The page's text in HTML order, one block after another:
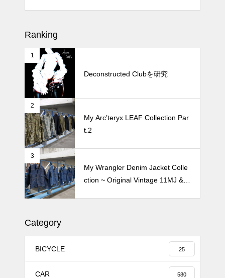
oyamaでメンテナンス 2026
プ 2026
Ranking
1
Deconstructed Clubを研究
2
My Arc’teryx LEAF Collection Par
t.2
3
My Wrangler Denim Jacket Colle
ction ~ Original Vintage 11MJ & 1
Category
BICYCLE 25
CAR 580